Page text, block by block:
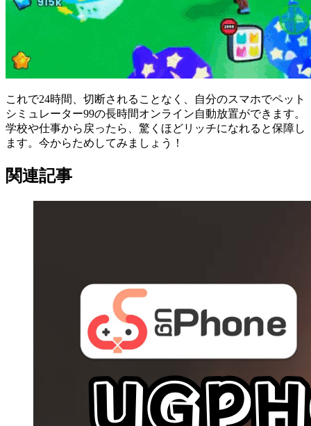
これで24時間、切断されることなく、自分のスマホでペット
シミュレーター99の長時間オンライン自動放置ができます。
学校や仕事から戻ったら、驚くほどリッチになれると保障し
ます。今からためしてみましょう！
関連記事